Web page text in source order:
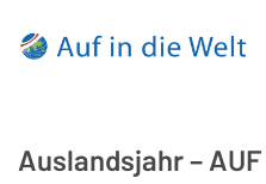
Auslandsjahr –